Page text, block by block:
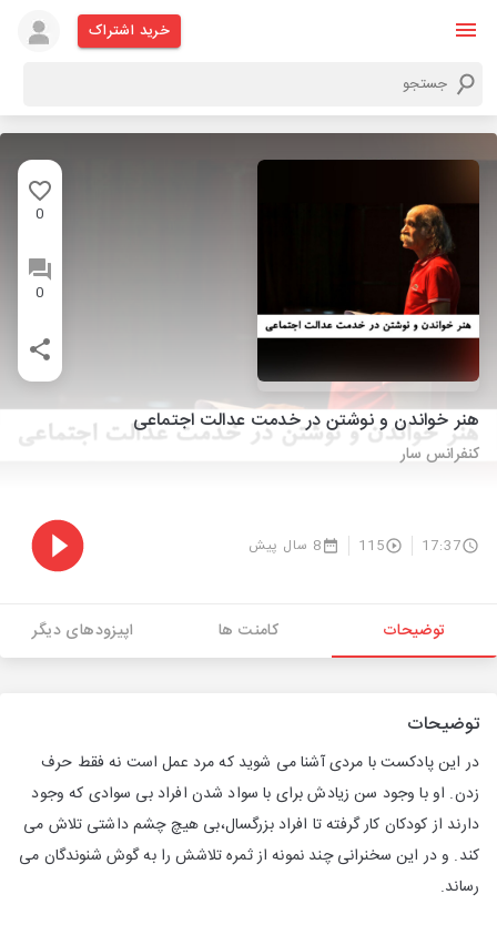
خرید اشتراک
0
0
هنر خواندن و نوشتن در خدمت عدالت اجتماعی
کنفرانس سار
17:37
115 8 سال پیش
توضیحات کامنت ها اپیزودهای دیگر
توضیحات
در این پادکست با مردی آشنا می شوید که مرد عمل است نه فقط حرف
زدن. او با وجود سن زیادش برای با سواد شدن افراد بی سوادی که وجود
دارند از کودکان کار گرفته تا افراد بزرگسال،بی هیچ چشم داشتی تلاش می
کند. و در این سخنرانی چند نمونه از ثمره تلاشش را به گوش شنوندگان می
رساند.